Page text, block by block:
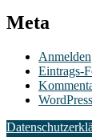
Meta
Anmelden
Eintrags-